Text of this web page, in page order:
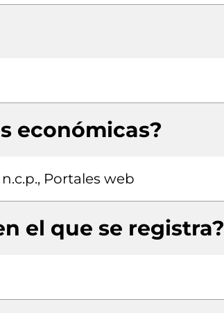
económicas?
Portales web
el que se registra?